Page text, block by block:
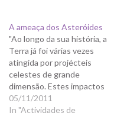
A ameaça dos Asteróides
"Ao longo da sua história, a
Terra já foi várias vezes
atingida por projécteis
celestes de grande
dimensão. Estes impactos
tiveram consequências,
alterando as condições
05/11/2011
In "Actividades de